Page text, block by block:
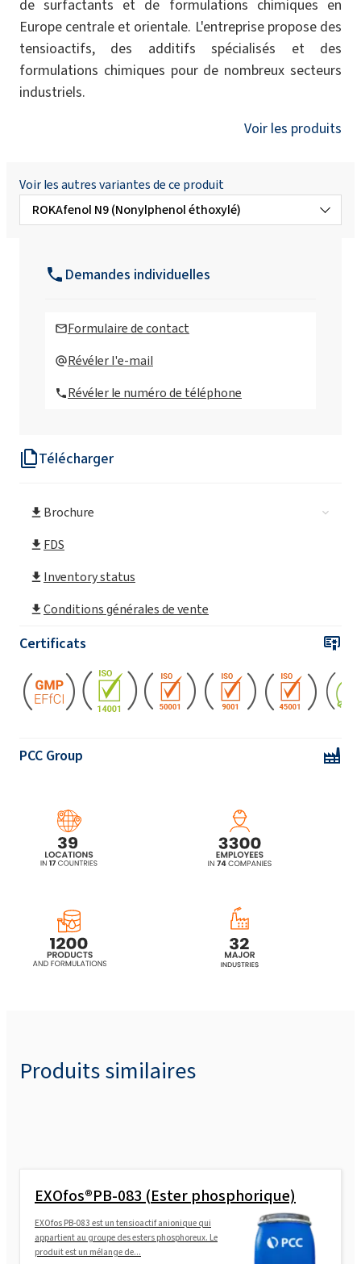
Télécharger
Brochure
FDS
Inventory status
Conditions générales de vente
Certificats
PCC Group
de surfactants et de formulations chimiques en
Europe centrale et orientale. L'entreprise propose des
tensioactifs, des additifs spécialisés et des
formulations chimiques pour de nombreux secteurs
industriels.
Voir les produits
Voir les autres variantes de ce produit
ROKAfenol N9 (Nonylphenol éthoxylé)
ROKAfenol N14 (Nonylphenol éthoxylé)
ROKAfenol N22/30 (Nonylphenol éthoxylé)
ROKAfenol N3 (Nonylphenol éthoxylé)
ROKAfenol N4 (Nonylphenol éthoxylé)
ROKAfenol N40/70 (Nonylphenol éthoxylé)
ROKAfenol N6P4 (nonylphénol éthoxylé et
propoxylé)
ROKAfenol N7 (Nonylphenol éthoxylé)
ROKAfenol PN7K (Ester phosphorique de
nonylphénol)
Demandes individuelles
Formulaire de contact
Révéler l'e-mail
Révéler le numéro de téléphone
Produits similaires
EXOfos®PB-083 (Ester phosphorique)
EXOfos PB-083 est un tensioactif anionique qui
appartient au groupe des esters phosphoreux. Le
produit est un mélange de...